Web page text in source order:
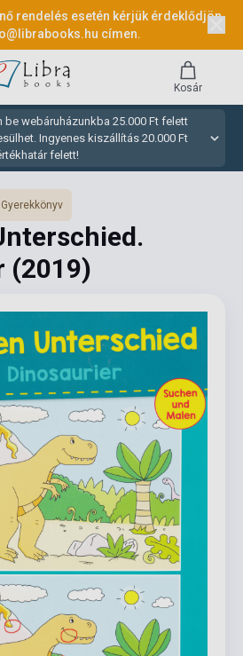
rendelés esetén kérjük érdeklődjön
címen.
be webáruházunkba 25.000 Ft felett
Ingyenes kiszállítás 20.000 Ft
felett!
Kosár
Gyerekkönyv
(2019)